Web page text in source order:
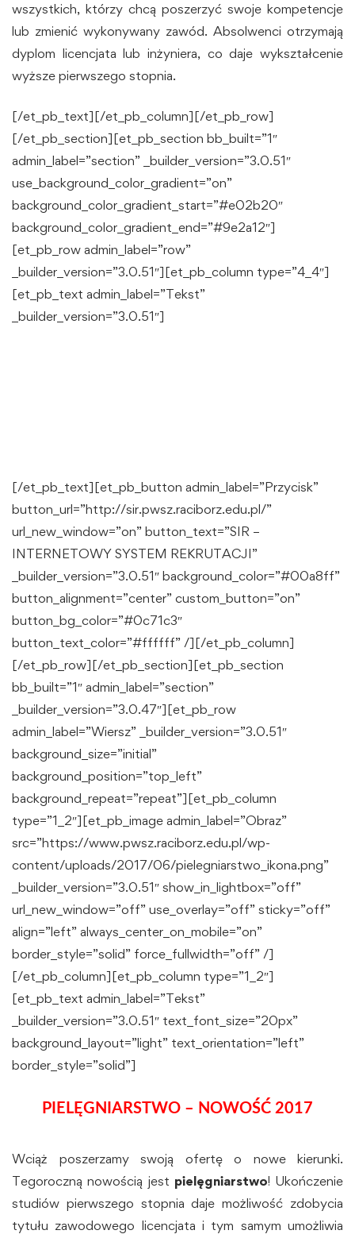
wszystkich, którzy chcą poszerzyć swoje kompetencje
lub zmienić wykonywany zawód. Absolwenci otrzymają
dyplom licencjata lub inżyniera, co daje wykształcenie
wyższe pierwszego stopnia.
[/et_pb_text][/et_pb_column][/et_pb_row]
[/et_pb_section][et_pb_section bb_built=”1″
admin_label=”section” _builder_version=”3.0.51″
use_background_color_gradient=”on”
background_color_gradient_start=”#e02b20″
background_color_gradient_end=”#9e2a12″]
[et_pb_row admin_label=”row”
_builder_version=”3.0.51″][et_pb_column type=”4_4″]
[et_pb_text admin_label=”Tekst”
_builder_version=”3.0.51″]
[/et_pb_text][et_pb_button admin_label=”Przycisk”
button_url=”http://sir.pwsz.raciborz.edu.pl/”
url_new_window=”on” button_text=”SIR –
INTERNETOWY SYSTEM REKRUTACJI”
_builder_version=”3.0.51″ background_color=”#00a8ff”
button_alignment=”center” custom_button=”on”
button_bg_color=”#0c71c3″
button_text_color=”#ffffff” /][/et_pb_column]
[/et_pb_row][/et_pb_section][et_pb_section
bb_built=”1″ admin_label=”section”
_builder_version=”3.0.47″][et_pb_row
admin_label=”Wiersz” _builder_version=”3.0.51″
background_size=”initial”
background_position=”top_left”
background_repeat=”repeat”][et_pb_column
type=”1_2″][et_pb_image admin_label=”Obraz”
src=”https://www.pwsz.raciborz.edu.pl/wp-
content/uploads/2017/06/pielegniarstwo_ikona.png”
_builder_version=”3.0.51″ show_in_lightbox=”off”
url_new_window=”off” use_overlay=”off” sticky=”off”
align=”left” always_center_on_mobile=”on”
border_style=”solid” force_fullwidth=”off” /]
[/et_pb_column][et_pb_column type=”1_2″]
[et_pb_text admin_label=”Tekst”
_builder_version=”3.0.51″ text_font_size=”20px”
background_layout=”light” text_orientation=”left”
border_style=”solid”]
PIELĘGNIARSTWO – NOWOŚĆ 2017
Wciąż poszerzamy swoją ofertę o nowe kierunki.
Tegoroczną nowością jest pielęgniarstwo! Ukończenie
studiów pierwszego stopnia daje możliwość zdobycia
tytułu zawodowego licencjata i tym samym umożliwia